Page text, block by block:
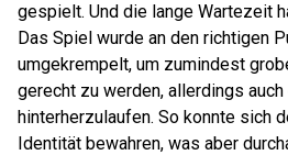
gespielt. Und die lange Wartezeit
Das Spiel wurde an den richtigen
umgekrempelt, um zumindest
gerecht zu werden, allerdings auch
hinterherzulaufen. So konnte sich
Identität bewahren, was aber